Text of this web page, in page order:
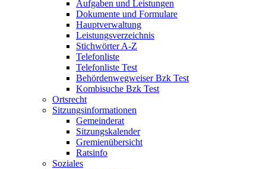
Aufgaben und Leistungen
Dokumente und Formulare
Hauptverwaltung
Leistungsverzeichnis
Stichwörter A-Z
Telefonliste
Telefonliste Test
Behördenwegweiser Bzk Test
Kombisuche Bzk Test
Ortsrecht
Sitzungsinformationen
Gemeinderat
Sitzungskalender
Gremienübersicht
Ratsinfo
Soziales